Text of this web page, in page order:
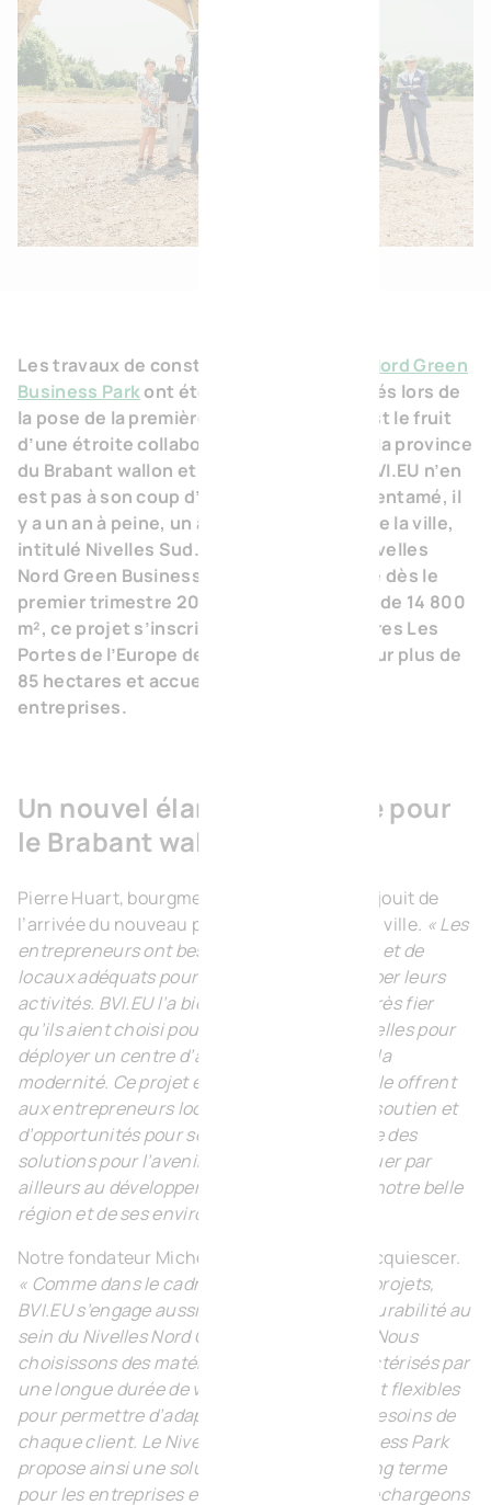
Les travaux de construction du
Nivelles Nord Green
Business Parkont été officiellement lancés lors de
la pose de la première pierre. Ce projet est le fruit
d’une étroite collaboration entre BVI.EU, la province
du Brabant wallon et la ville de Nivelles. BVI.EU n’en
est pas à son coup d’essai à Nivelles et a entamé, il
y a un an à peine, un autre projet au sud de la ville,
intitulé Nivelles Sud. Le parc d’affaires Nivelles
Nord Green Business Park sera disponible dès le
premier trimestre 2024. D’une superficie de 14 800
m², ce projet s’inscrit dans le parc d’affaires Les
Portes de l’Europe de inBW, qui s’étend sur plus de
85 hectares et accueille pas moins de 80
entreprises.
Un nouvel élan économique pour
le Brabant wallon
Pierre Huart, bourgmestre de Nivelles, se réjouit de
l’arrivée du nouveau parc d’affaires dans sa ville. « Les
entrepreneurs ont besoin d’infrastructures et de
locaux adéquats pour démarrer ou développer leurs
activités. BVI.EU l’a bien compris et je suis très fier
qu’ils aient choisi pour la deuxième fois Nivelles pour
déployer un centre d’affaires à la pointe de la
modernité. Ce projet et celui du sud de la ville offrent
aux entrepreneurs locaux un maximum de soutien et
d’opportunités pour se développer, ainsi que des
solutions pour l’avenir. Ils viennent contribuer par
ailleurs au développement économique de notre belle
région et de ses environs. »
Notre fondateur Michel Meers ne peut qu’acquiescer.
« Comme dans le cadre de tous nos autres projets,
BVI.EU s’engage aussi pour la qualité et la durabilité au
sein du Nivelles Nord Green Business Park. Nous
choisissons des matériaux de qualité, caractérisés par
une longue durée de vie, mais suffisamment flexibles
pour permettre d’adapter les espaces aux besoins de
chaque client. Le Nivelles Nord Green Business Park
propose ainsi une solution immobilière à long terme
pour les entreprises en croissance. Nous déchargeons